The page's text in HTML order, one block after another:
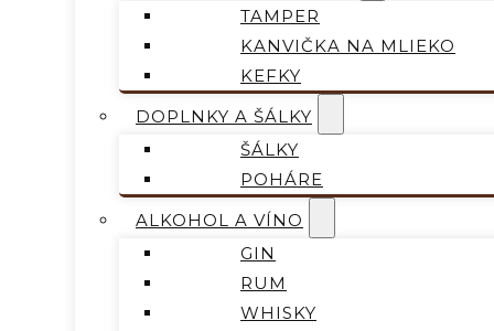
TAMPER
KANVIČKA NA MLIEKO
KEFKY
DOPLNKY A ŠÁLKY
ŠÁLKY
POHÁRE
ALKOHOL A VÍNO
GIN
RUM
WHISKY